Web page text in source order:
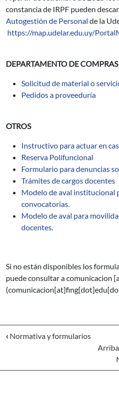
constancia de IRPF pueden
Autogestión de Personal de la
https://map.udelar.edu.uy/
DEPARTAMENTO DE
Solicitud de material o
Pedidos a proveeduría
OTROS
Instructivo para actuar en
Reserva Polifuncional
Formulario para denuncias
Trámites de cargos docentes
Modelo de aval institucional
convocatorias.
Modelo de aval para
docentes.
Si no están disponibles los
puede consultar acomunicacion
‹ Normativa y formularios
Arriba